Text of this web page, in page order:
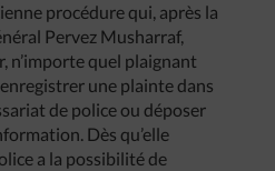
procédure qui, après la
Pervez Musharraf,
n’importe quel plaignant
une plainte dans
de police ou déposer
Dès qu’elle
a la possibilité de